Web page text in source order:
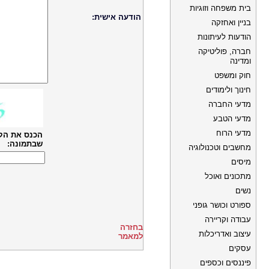
הודעה אישית:
הכנס את
שבתמונה:
בחזרה
למאמר
בית משפחה וזוגיות
בניין ואחזקה
הודעות לעיתונות
חברה, פוליטיקה
ומדינה
חוק ומשפט
חינוך ולימודים
מדעי החברה
מדעי הטבע
מדעי הרוח
מחשבים וטכנולוגיה
מיסים
מתכונים ואוכל
נשים
ספורט וכושר גופני
עבודה וקריירה
עיצוב ואדריכלות
עסקים
פיננסים וכספים